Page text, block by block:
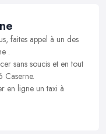
faites appel à un des
.
sans soucis et en tout
Caserne.
en ligne un taxi à